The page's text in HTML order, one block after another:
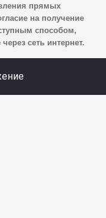
сведений
IP-адреса,
посетителя сайта,
для контакта,
прямых
на получение
способом,
сеть интернет.